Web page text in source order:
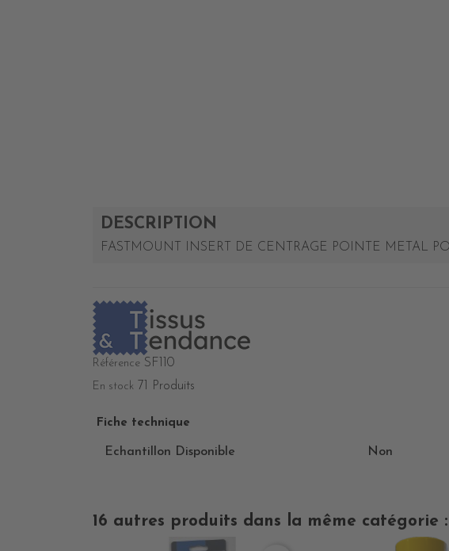
DESCRIPTION
FASTMOUNT INSERT DE CENTRAGE POINTE METAL
Référence SF110
En stock 71 Produits
Fiche technique
Echantillon Disponible Non
16 autres produits dans la même catégorie :